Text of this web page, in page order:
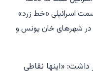
اسرائیلی «خط زرد»
در شهرهای خان یونس و
داشت: «اینها نقاطی